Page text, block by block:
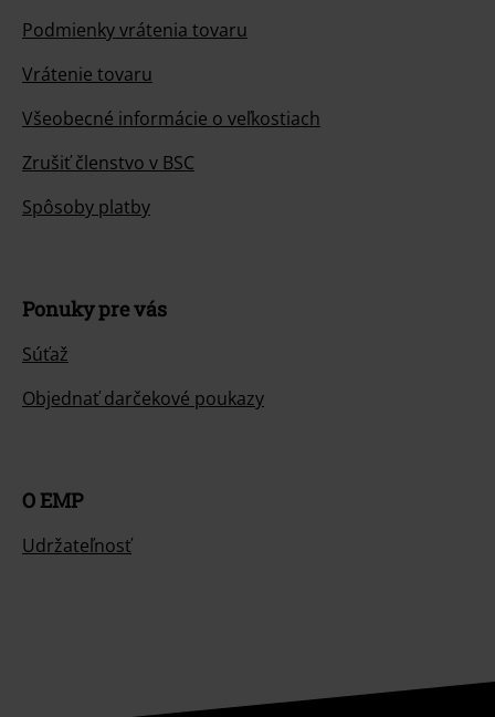
Podmienky vrátenia tovaru
Vrátenie tovaru
Všeobecné informácie o veľkostiach
Zrušiť členstvo v BSC
Spôsoby platby
Ponuky pre vás
Súťaž
Objednať darčekové poukazy
O EMP
Udržateľnosť